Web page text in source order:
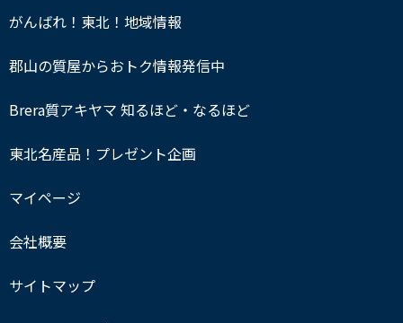
がんばれ！東北！地域情報
郡山の質屋からおトク情報発信中
Brera質アキヤマ 知るほど・なるほど
東北名産品！プレゼント企画
マイページ
会社概要
サイトマップ